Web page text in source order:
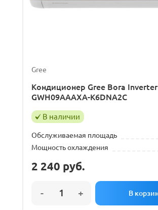
Gree
Кондиционер Gree Bora Inverter
GWH09AAAXA-K6DNA2C
В наличии
Обслуживаемая площадь
Мощность охлаждения
2 240 руб.